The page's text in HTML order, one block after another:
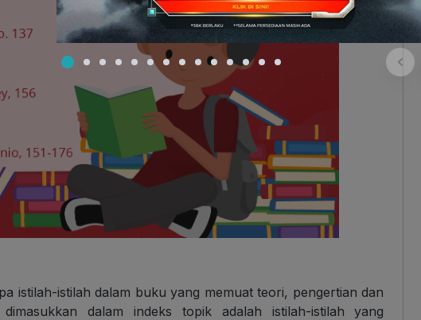
istilah-istilah dalam buku yang memuat teori, pengertian dan
dalam indeks topik adalah istilah-istilah yang